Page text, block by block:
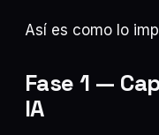
Así es como lo
Fase 1 —
IA